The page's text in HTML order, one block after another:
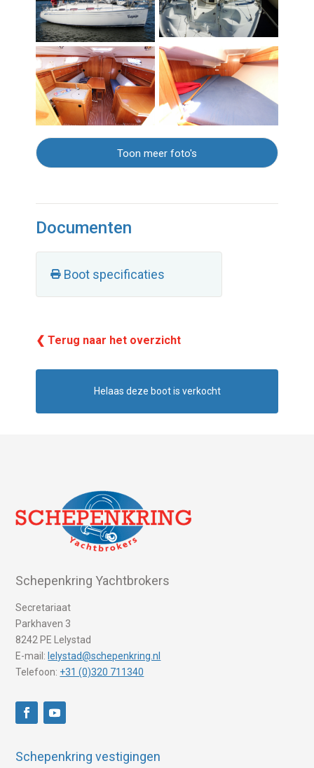
Toon meer foto's
Documenten
Boot specificaties
❮ Terug naar het overzicht
Helaas deze boot is verkocht
Schepenkring Yachtbrokers
Secretariaat
Parkhaven 3
8242 PE Lelystad
E-mail: lelystad@schepenkring.nl
Telefoon: +31 (0)320 711340
Schepenkring vestigingen